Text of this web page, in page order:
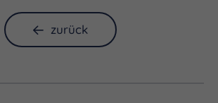
zurück